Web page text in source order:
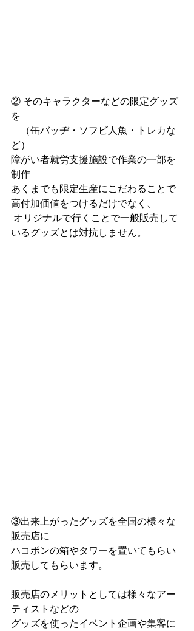
② そのキャラクターなどの限定グッズ
を
（缶バッヂ・ソフビ人魚・トレカな
ど）
障がい者就労支援施設で作業の一部を
制作
あくまでも限定生産にこだわることで
高付加価値をつけるだけでなく、
いるグッズとは対抗しません。
③出来上がったグッズを全国の様々な
販売店に
ハコポンの箱やタワーを置いてもらい
販売してもらいます。
販売店のメリットとしては様々なアー
ティストなどの
グッズを使ったイベント企画や集客に